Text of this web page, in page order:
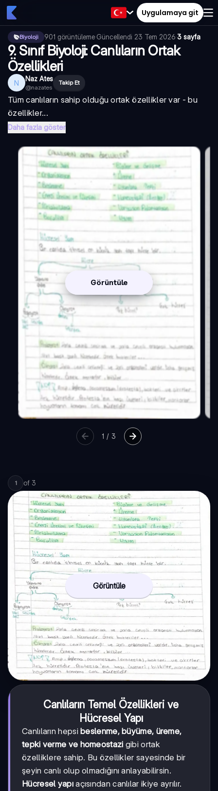
Uygulamaya git
Biyoloji 901 görüntüleme·Güncellendi 23 Tem 2026·3 sayfa
9. Sınıf Biyoloji: Canlıların Ortak
Özellikleri
N Naz Ates
@nazates
Takip Et
Tüm canlıların sahip olduğu ortak özellikler var - bu
özellikler...
Daha fazla göster
Görüntüle
1 / 3
1 of 3
Görüntüle
Canlıların Temel Özellikleri ve
Hücresel Yapı
Canlıların hepsibeslenme, büyüme, üreme,
tepki verme ve homeostazi gibi ortak
özelliklere sahip. Bu özellikler sayesinde bir
şeyin canlı olup olmadığını anlayabilirsin.
Hücresel yapıaçısından canlılar ikiye ayrılır.